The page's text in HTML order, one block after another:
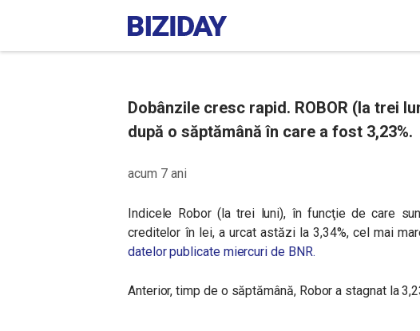
Dobânzile cresc rapid. ROBOR (la trei
după o săptămână în care a fost 3,23%.
acum 7 ani
Indicele Robor (la trei luni), în funcţie de care
creditelor în lei, a urcat astăzi la 3,34%, cel mai
datelor publicate miercuri de BNR.
Anterior, timp de o săptămână, Robor a stagnat la